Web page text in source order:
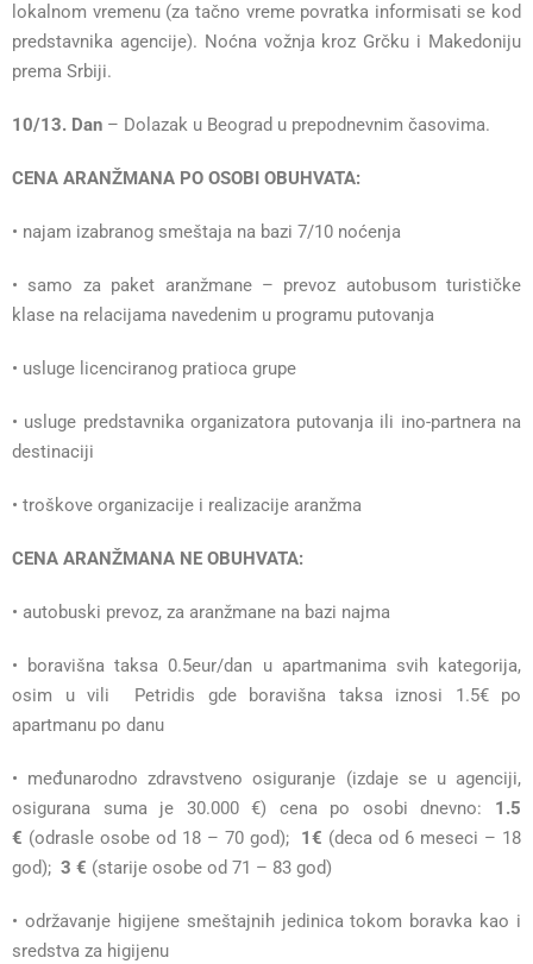
lokalnom vremenu (za tačno vreme povratka informisati se kod
predstavnika agencije). Noćna vožnja kroz Grčku i Makedoniju
prema Srbiji.
10/13. Dan – Dolazak u Beograd u prepodnevnim časovima.
CENA ARANŽMANA PO OSOBI OBUHVATA:
• najam izabranog smeštaja na bazi 7/10 noćenja
• samo za paket aranžmane – prevoz autobusom turističke
klase na relacijama navedenim u programu putovanja
• usluge licenciranog pratioca grupe
• usluge predstavnika organizatora putovanja ili ino-partnera na
destinaciji
• troškove organizacije i realizacije aranžma
CENA ARANŽMANA NE OBUHVATA:
• autobuski prevoz, za aranžmane na bazi najma
• boravišna taksa 0.5eur/dan u apartmanima svih kategorija,
osim u vili Petridis gde boravišna taksa iznosi 1.5€ po
apartmanu po danu
• međunarodno zdravstveno osiguranje (izdaje se u agenciji,
osigurana suma je 30.000 €) cena po osobi dnevno: 1.5
€ (odrasle osobe od 18 – 70 god); 1€ (deca od 6 meseci – 18
god); 3 € (starije osobe od 71 – 83 god)
• održavanje higijene smeštajnih jedinica tokom boravka kao i
sredstva za higijenu